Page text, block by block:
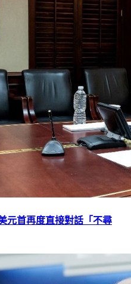
元首再度直接對話「不尋